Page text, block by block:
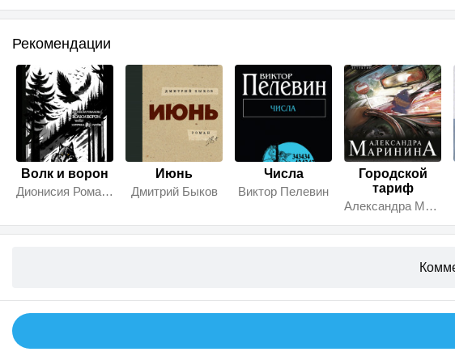
Рекомендации
Волк и ворон
Дионисия Романова
Июнь
Дмитрий Быков
Числа
Виктор Пелевин
Городской
тариф
Александра Маринина